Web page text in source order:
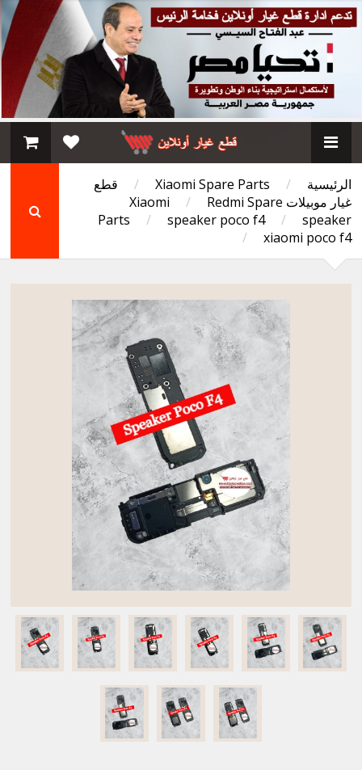
الرئيسية /
Xiaomi Spare Parts
/
قطع
غيار موبيلات Xiaomi
/
Redmi Spare
Parts
/ speaker poco f4 /
speaker
xiaomi poco f4
/